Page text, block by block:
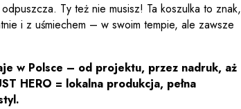
Ty też nie musisz! Ta koszulka to znak,
i z uśmiechem – w swoim tempie, ale zawsze
w Polsce – od projektu, przez nadruk, aż
HERO = lokalna produkcja, pełna